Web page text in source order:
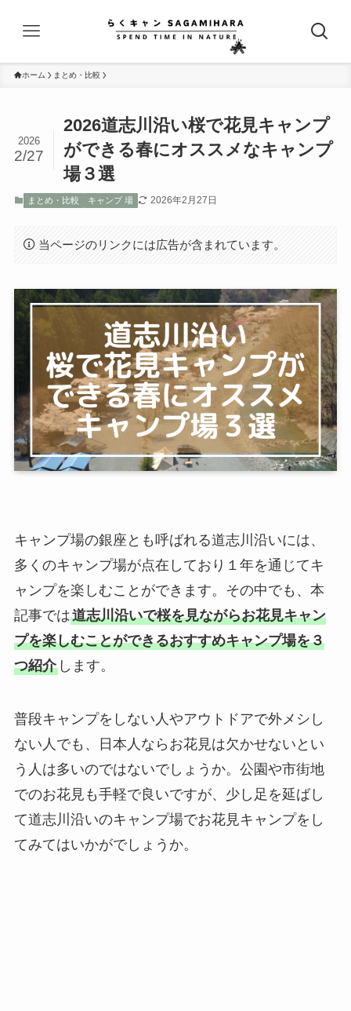
ホーム まとめ・比較
2026道志川沿い桜で花見キャンプ
ができる春にオススメなキャンプ
場３選
2026
2/27
まとめ・比較 キャンプ 場 2026年2月27日
当ページのリンクには広告が含まれています。
キャンプ場の銀座とも呼ばれる道志川沿いには、
多くのキャンプ場が点在しており１年を通じてキ
ャンプを楽しむことができます。その中でも、本
記事では道志川沿いで桜を見ながらお花見キャン
プを楽しむことができるおすすめキャンプ場を３
つ紹介します。
普段キャンプをしない人やアウトドアで外メシし
ない人でも、日本人ならお花見は欠かせないとい
う人は多いのではないでしょうか。公園や市街地
でのお花見も手軽で良いですが、少し足を延ばし
て道志川沿いのキャンプ場でお花見キャンプをし
てみてはいかがでしょうか。